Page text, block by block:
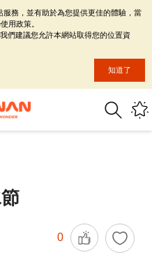
0
務，並有助於為您提供更佳的體驗，當
用政策。
們建議您允許本網站取得您的位置資
知道了